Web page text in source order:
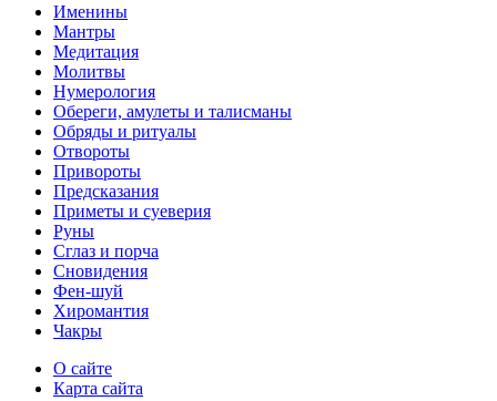
Именины
Мантры
Медитация
Молитвы
Нумерология
Обереги, амулеты и талисманы
Обряды и ритуалы
Отвороты
Привороты
Предсказания
Приметы и суеверия
Руны
Сглаз и порча
Сновидения
Фен-шуй
Хиромантия
Чакры
О сайте
Карта сайта